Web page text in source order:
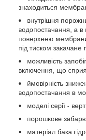
знаходиться
внутрішня
водопостачання, а
поверхнею
під тиском закачане
можливість
включення, що
ймовірність
водопостачання в
моделі серії -
порошкове
матеріал бака